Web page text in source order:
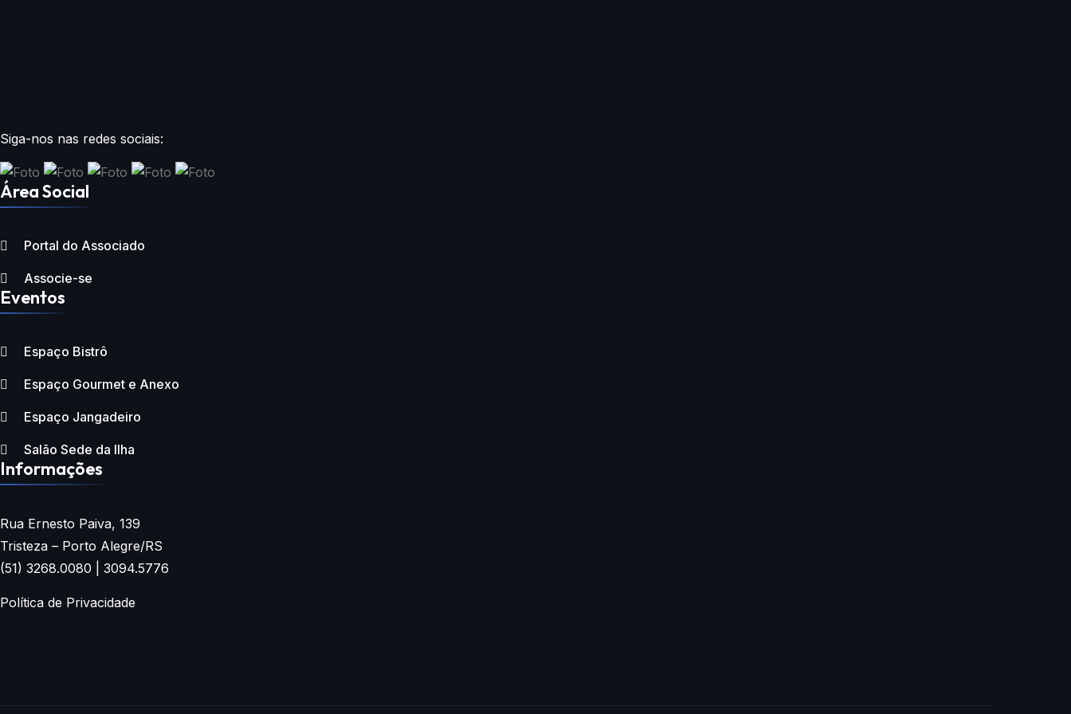
Siga-nos nas redes sociais:
Área Social
Portal do Associado
Associe-se
Eventos
Espaço Bistrô
Espaço Gourmet e Anexo
Espaço Jangadeiro
Salão Sede da Ilha
Informações
Rua Ernesto Paiva, 139
Tristeza – Porto Alegre/RS
(51) 3268.0080 | 3094.5776
Política de Privacidade